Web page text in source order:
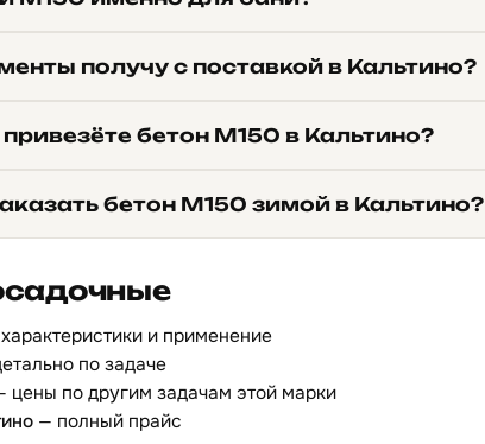
получу с поставкой в Кальтино?
бетон М150 в Кальтино?
бетон М150 зимой в Кальтино?
и применение
по задаче
цены по другим задачам этой марки
— полный прайс